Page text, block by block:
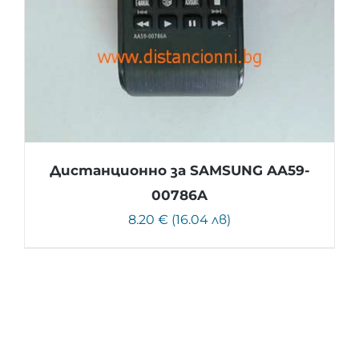
Дистанционно за SAMSUNG AA59-
00786A
8.20 € (16.04 лв)